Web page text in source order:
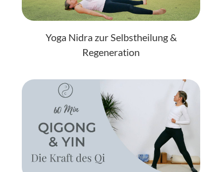
Yoga Nidra zur Selbstheilung &
Regeneration